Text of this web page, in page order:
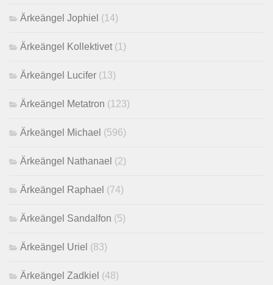
Ärkeängel Jophiel (14)
Ärkeängel Kollektivet (1)
Ärkeängel Lucifer (13)
Ärkeängel Metatron (123)
Ärkeängel Michael (596)
Ärkeängel Nathanael (2)
Ärkeängel Raphael (74)
Ärkeängel Sandalfon (5)
Ärkeängel Uriel (83)
Ärkeängel Zadkiel (48)